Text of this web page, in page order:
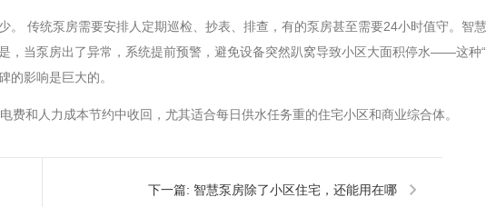
。 传统泵房需要安排人定期巡检、抄表、排查，有的泵房甚至需要24小时值守。智
，当泵房出了异常，系统提前预警，避免设备突然趴窝导致小区大面积停水——这种
的影响是巨大的。
和人力成本节约中收回，尤其适合每日供水任务重的住宅小区和商业综合体。
下一篇: 智慧泵房除了小区住宅，还能用在哪